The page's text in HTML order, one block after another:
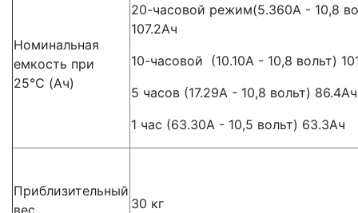
Номинальная
емкость при
25℃ (Ач)
20-часовой режим(5.360A - 10,8
107.2Aч
10-часовой (10.10A - 10,8 вольт)
5 часов (17.29A - 10,8 вольт) 86.4Aч
1 час (63.30A - 10,5 вольт) 63.3Aч
Приблизительный
вес
30 кг